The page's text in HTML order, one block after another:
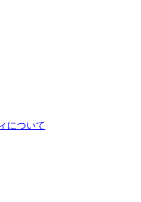
について